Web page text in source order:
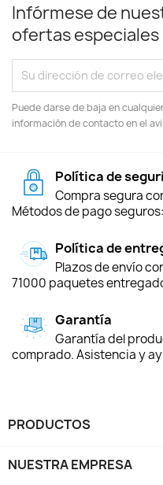
Infórmese de
ofertas especiales
Puede darse de baja en
información de contacto en el
Política de
Compra segura
Métodos de pago
Política de
Plazos de envío
71000 paquetes
Garantía
Garantía del
comprado. Asistencia y
PRODUCTOS
NUESTRA EMPRESA